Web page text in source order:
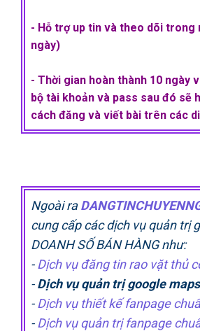
- Hỗ trợ up tin và theo dõi trong
ngày)
- Thời gian hoàn thành 10 ngày
bộ tài khoản và pass sau đó sẽ
cách đăng và viết bài trên các
Ngoài ra
cung cấp các dịch vụ quản trị
DOANH SỐ BÁN HÀNG như:
-Dịch vụ đăng tin rao vặt thủ
-Dịch vụ quản trị google maps
-Dịch vụ thiết kế fanpage
-Dịch vụ quản trị fanpage